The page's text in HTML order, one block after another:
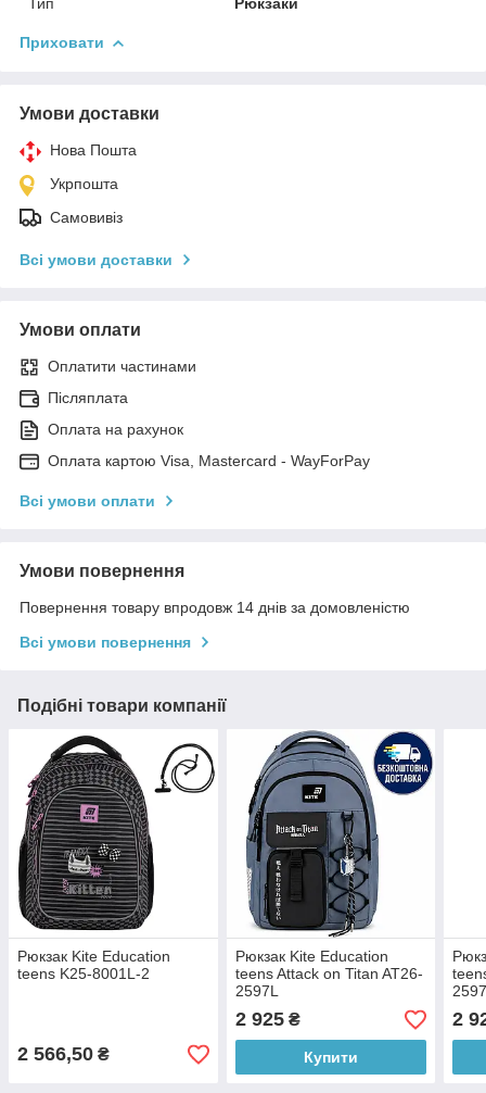
Приховати
Умови доставки
Нова Пошта
Укрпошта
Самовивіз
Всі умови доставки
Умови оплати
Оплатити частинами
Післяплата
Оплата на рахунок
Оплата картою Visa, Mastercard - WayForPay
Всі умови оплати
Умови повернення
Повернення товару впродовж 14 днів за домовленістю
Всі умови повернення
Подібні товари компанії
Рюкзак Kite Education
teens K25-8001L-2
2 566,50 ₴
Рюкзак Kite Education
teens Attack on Titan AT26-
2597L
2 925₴
Купити
2